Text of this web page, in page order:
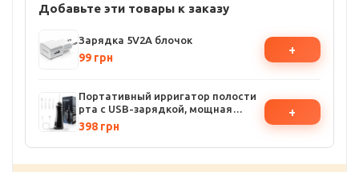
Добавьте эти товары к заказу
Зарядка 5V2A блочок
99 грн
+
Портативный ирригатор полости
рта с USB-зарядкой, мощная
система для ухода за зубами и
деснами
398 грн
+